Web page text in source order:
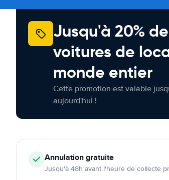
Jusqu'à 20%
voitures de
monde entier
Cette promotion est valable
aujourd'hui !
Annulationgratuite
Jusqu'à 48h avant l'heure de collecte